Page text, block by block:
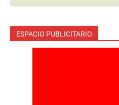
ESPACIO PUBLICITARIO